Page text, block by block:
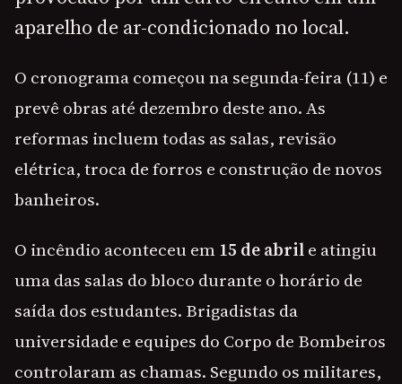
aparelho de ar-condicionado no local.
O cronograma começou na segunda-feira (11) e
prevê obras até dezembro deste ano. As
reformas incluem todas as salas, revisão
elétrica, troca de forros e construção de novos
banheiros.
O incêndio aconteceu em15 de abrile atingiu
uma das salas do bloco durante o horário de
saída dos estudantes. Brigadistas da
universidade e equipes do Corpo de Bombeiros
controlaram as chamas. Segundo os militares,